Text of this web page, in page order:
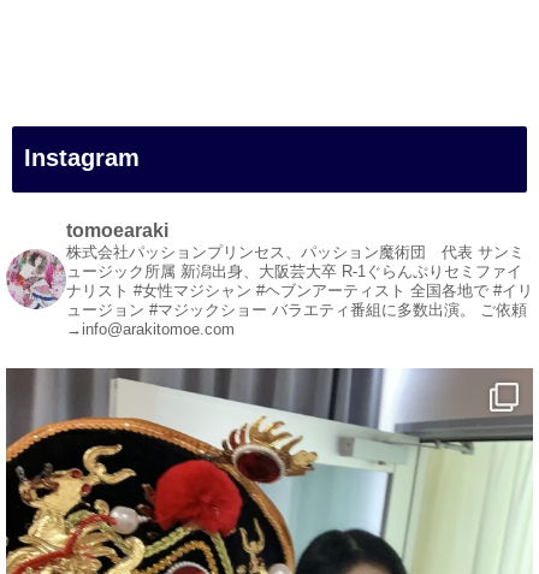
#白浜町
#変面ショー
#イベント
#宴会
#余興
1 5 X
マジシャン派遣 パッションプリンセス【公式】
@comedy_illusion · 5 8月
お疲れ様です
YouTubeを更新しました
https://youtu.be/9Vo2WgtDLME @YouTube
Instagram
tomoearaki
株式会社パッションプリンセス、パッション魔術団 代表 サンミ
ュージック所属 新潟出身、大阪芸大卒 R-1ぐらんぷりセミファイ
ナリスト #女性マジシャン #ヘブンアーティスト 全国各地で #イリ
ュージョン #マジックショー バラエティ番組に多数出演。 ご依頼
→info@arakitomoe.com